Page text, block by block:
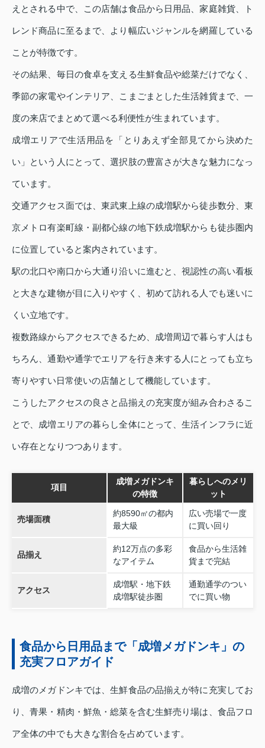
えとされる中で、この店舗は食品から日用品、家庭雑貨、ト
レンド商品に至るまで、より幅広いジャンルを網羅している
ことが特徴です。
その結果、毎日の食卓を支える生鮮食品や総菜だけでなく、
季節の家電やインテリア、こまごまとした生活雑貨まで、一
度の来店でまとめて選べる利便性が生まれています。
成増エリアで生活用品を「とりあえず全部見てから決めた
い」という人にとって、選択肢の豊富さが大きな魅力になっ
ています。
交通アクセス面では、東武東上線の成増駅から徒歩数分、東
京メトロ有楽町線・副都心線の地下鉄成増駅からも徒歩圏内
に位置していると案内されています。
駅の北口や南口から大通り沿いに進むと、視認性の高い看板
と大きな建物が目に入りやすく、初めて訪れる人でも迷いに
くい立地です。
複数路線からアクセスできるため、成増周辺で暮らす人はも
ちろん、通勤や通学でエリアを行き来する人にとっても立ち
寄りやすい日常使いの店舗として機能しています。
こうしたアクセスの良さと品揃えの充実度が組み合わさるこ
とで、成増エリアの暮らし全体にとって、生活インフラに近
い存在となりつつあります。
項目
成増メガドンキ
の特徴
暮らしへのメリ
ット
売場面積
約8590㎡の都内
最大級
広い売場で一度
に買い回り
品揃え
約12万点の多彩
なアイテム
食品から生活雑
貨まで完結
アクセス
成増駅・地下鉄
成増駅徒歩圏
通勤通学のつい
でに買い物
食品から日用品まで「成増メガドンキ」の
充実フロアガイド
成増のメガドンキでは、生鮮食品の品揃えが特に充実してお
り、青果・精肉・鮮魚・総菜を含む生鮮売り場は、食品フロ
ア全体の中でも大きな割合を占めています。